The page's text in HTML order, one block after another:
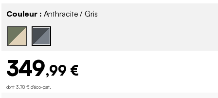
Couleur : Anthracite / Gris
349,99 €
dont 3,78 € d'éco-part